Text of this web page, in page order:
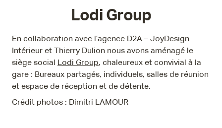
Lodi Group
En collaboration avec l’agence D2A – JoyDesign
Intérieur et Thierry Dulion nous avons aménagé le
siège social
Lodi Group, chaleureux et convivial à la
gare : Bureaux partagés, individuels, salles de réunion
et espace de réception et de détente.
Crédit photos : Dimitri LAMOUR